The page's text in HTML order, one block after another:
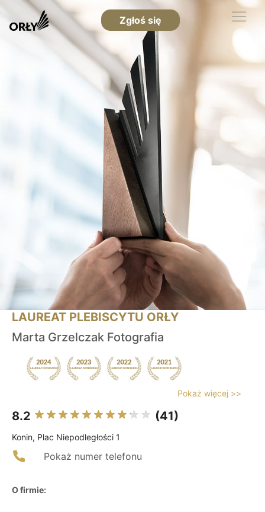
Zgłoś się
LAUREAT PLEBISCYTU ORŁY
Marta Grzelczak Fotografia
Pokaż więcej >>
8.2 (41)
Konin, Plac Niepodległości 1
Pokaż numer telefonu
O firmie: